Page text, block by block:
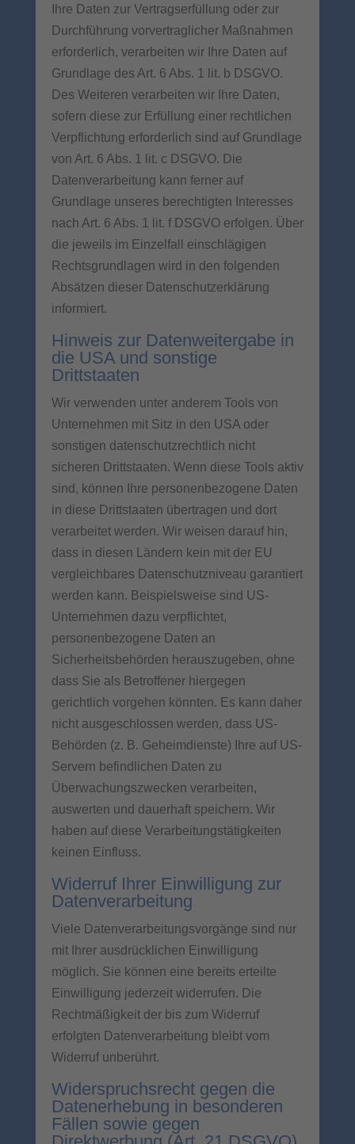
Ihre Daten zur Vertragserfüllung oder zur
Durchführung vorvertraglicher Maßnahmen
erforderlich, verarbeiten wir Ihre Daten auf
Grundlage des Art. 6 Abs. 1 lit. b DSGVO.
Des Weiteren verarbeiten wir Ihre Daten,
sofern diese zur Erfüllung einer rechtlichen
Verpflichtung erforderlich sind auf Grundlage
von Art. 6 Abs. 1 lit. c DSGVO. Die
Datenverarbeitung kann ferner auf
Grundlage unseres berechtigten Interesses
nach Art. 6 Abs. 1 lit. f DSGVO erfolgen. Über
die jeweils im Einzelfall einschlägigen
Rechtsgrundlagen wird in den folgenden
Absätzen dieser Datenschutzerklärung
informiert.
Hinweis zur Datenweitergabe in
die USA und sonstige
Drittstaaten
Wir verwenden unter anderem Tools von
Unternehmen mit Sitz in den USA oder
sonstigen datenschutzrechtlich nicht
sicheren Drittstaaten. Wenn diese Tools aktiv
sind, können Ihre personenbezogene Daten
in diese Drittstaaten übertragen und dort
verarbeitet werden. Wir weisen darauf hin,
dass in diesen Ländern kein mit der EU
vergleichbares Datenschutzniveau garantiert
werden kann. Beispielsweise sind US-
Unternehmen dazu verpflichtet,
personenbezogene Daten an
Sicherheitsbehörden herauszugeben, ohne
dass Sie als Betroffener hiergegen
gerichtlich vorgehen könnten. Es kann daher
nicht ausgeschlossen werden, dass US-
Behörden (z. B. Geheimdienste) Ihre auf US-
Servern befindlichen Daten zu
Überwachungszwecken verarbeiten,
auswerten und dauerhaft speichern. Wir
haben auf diese Verarbeitungstätigkeiten
keinen Einfluss.
Widerruf Ihrer Einwilligung zur
Datenverarbeitung
Viele Datenverarbeitungsvorgänge sind nur
mit Ihrer ausdrücklichen Einwilligung
möglich. Sie können eine bereits erteilte
Einwilligung jederzeit widerrufen. Die
Rechtmäßigkeit der bis zum Widerruf
erfolgten Datenverarbeitung bleibt vom
Widerruf unberührt.
Widerspruchsrecht gegen die
Datenerhebung in besonderen
Fällen sowie gegen